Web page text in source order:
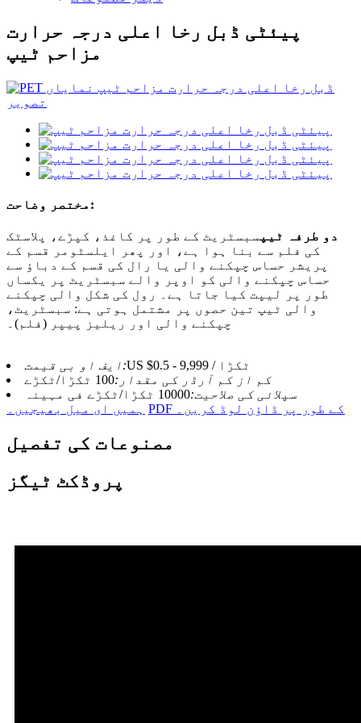
پیئٹی ڈبل رخا اعلی درجہ حرارت
مزاحم ٹیپ
مختصر وضاحت:
دو طرفہ ٹیپسبسٹریٹ کے طور پر کاغذ، کپڑے، پلاسٹک
کی فلم سے بنا ہوا ہے، اور پھر ایلسٹومر قسم کے
پریشر حساس چپکنے والی یا رال کی قسم کے دباؤ سے
حساس چپکنے والی کو اوپر والے سبسٹریٹ پر یکساں
طور پر لیپت کیا جاتا ہے۔ رول کی شکل والی چپکنے
والی ٹیپ تین حصوں پر مشتمل ہوتی ہے: سبسٹریٹ،
چپکنے والی اور ریلیز پیپر (فلم)۔
ایف او بی قیمت:
US $0.5 - 9,999 / ٹکڑا
کم از کم آرڈر کی مقدار:100 ٹکڑا/ٹکڑے
سپلائی کی صلاحیت:10000 ٹکڑا/ٹکڑے فی مہینہ
ہمیں ای میل بھیجیں۔
PDF کے طور پر ڈاؤن لوڈ کریں۔
مصنوعات کی تفصیل
پروڈکٹ ٹیگز